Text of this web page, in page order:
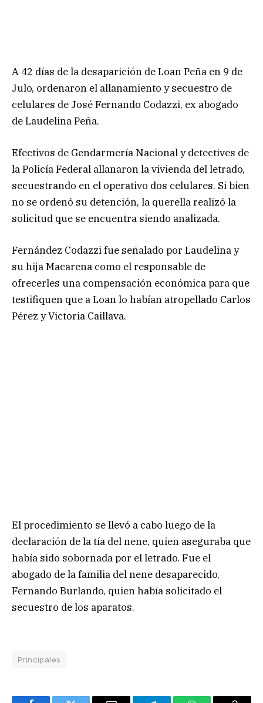
A 42 días de la desaparición de Loan Peña en 9 de
Julo, ordenaron el allanamiento y secuestro de
celulares de José Fernando Codazzi, ex abogado
de Laudelina Peña.
Efectivos de Gendarmería Nacional y detectives de
la Policía Federal allanaron la vivienda del letrado,
secuestrando en el operativo dos celulares. Si bien
no se ordenó su detención, la querella realizó la
solicitud que se encuentra siendo analizada.
Fernández Codazzi fue señalado por Laudelina y
su hija Macarena como el responsable de
ofrecerles una compensación económica para que
testifiquen que a Loan lo habían atropellado Carlos
Pérez y Victoria Caillava.
El procedimiento se llevó a cabo luego de la
declaración de la tía del nene, quien aseguraba que
había sido sobornada por el letrado. Fue el
abogado de la familia del nene desaparecido,
Fernando Burlando, quien había solicitado el
secuestro de los aparatos.
Principales